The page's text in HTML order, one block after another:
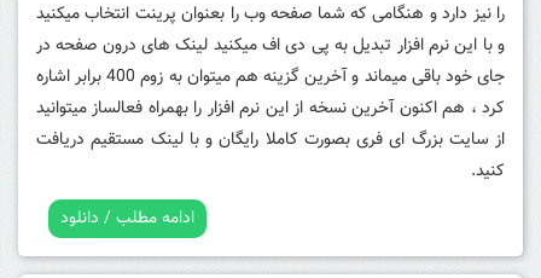
را نیز دارد و هنگامی که شما صفحه وب را بعنوان پرینت انتخاب میکنید
و با این نرم افزار تبدیل به پی دی اف میکنید لینک های درون صفحه در
جای خود باقی میماند و آخرین گزینه هم میتوان به زوم 400 برابر اشاره
کرد ، هم اکنون آخرین نسخه از این نرم افزار را بهمراه فعالساز میتوانید
از سایت بزرگ ای فری بصورت کاملا رایگان و با لینک مستقیم دریافت
کنید.
ادامه مطلب / دانلود